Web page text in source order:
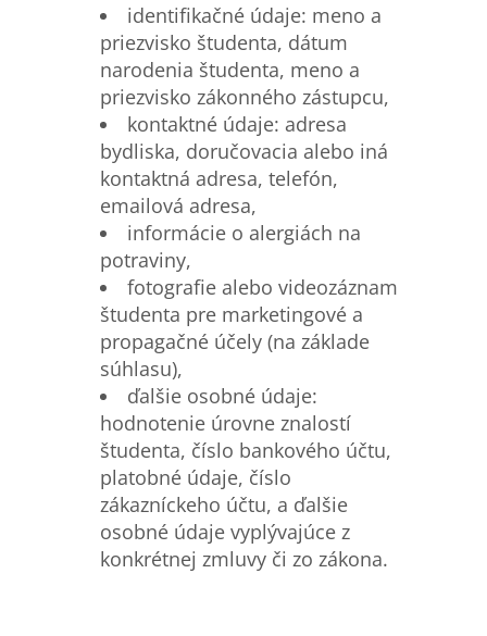
identifikačné údaje: meno a
priezvisko študenta, dátum
narodenia študenta, meno a
priezvisko zákonného zástupcu,
kontaktné údaje: adresa
bydliska, doručovacia alebo iná
kontaktná adresa, telefón,
emailová adresa,
informácie o alergiách na
potraviny,
fotografie alebo videozáznam
študenta pre marketingové a
propagačné účely (na základe
súhlasu),
ďalšie osobné údaje:
hodnotenie úrovne znalostí
študenta, číslo bankového účtu,
platobné údaje, číslo
zákazníckeho účtu, a ďalšie
osobné údaje vyplývajúce z
konkrétnej zmluvy či zo zákona.